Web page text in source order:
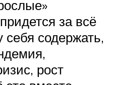
за всё
содержать,
рост